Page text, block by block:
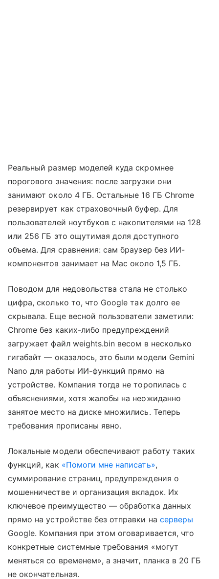
Реальный размер моделей куда скромнее
порогового значения: после загрузки они
занимают около 4 ГБ. Остальные 16 ГБ Chrome
резервирует как страховочный буфер. Для
пользователей ноутбуков с накопителями на 128
или 256 ГБ это ощутимая доля доступного
объема. Для сравнения: сам браузер без ИИ-
компонентов занимает на Mac около 1,5 ГБ.
Поводом для недовольства стала не столько
цифра, сколько то, что Google так долго ее
скрывала. Еще весной пользователи заметили:
Chrome без каких-либо предупреждений
загружает файл weights.bin весом в несколько
гигабайт — оказалось, это были модели Gemini
Nano для работы ИИ-функций прямо на
устройстве. Компания тогда не торопилась с
объяснениями, хотя жалобы на неожиданно
занятое место на диске множились. Теперь
требования прописаны явно.
Локальные модели обеспечивают работу таких
функций, как «Помоги мне написать»,
суммирование страниц, предупреждения о
мошенничестве и организация вкладок. Их
ключевое преимущество — обработка данных
прямо на устройстве без отправки на серверы
Google. Компания при этом оговаривается, что
конкретные системные требования «могут
меняться со временем», а значит, планка в 20 ГБ
не окончательная.